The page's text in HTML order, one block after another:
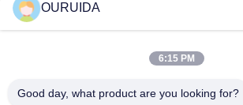
ঠিকানা
OURUIDA
6:15 PM
Good day, what product are you looking for?